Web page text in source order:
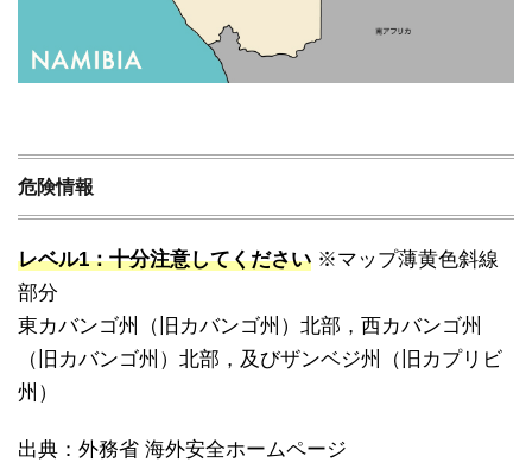
危険情報
レベル1：十分注意してください ※マップ薄黄色斜線
部分
東カバンゴ州（旧カバンゴ州）北部，西カバンゴ州
（旧カバンゴ州）北部，及びザンベジ州（旧カプリビ
州）
出典：外務省 海外安全ホームページ